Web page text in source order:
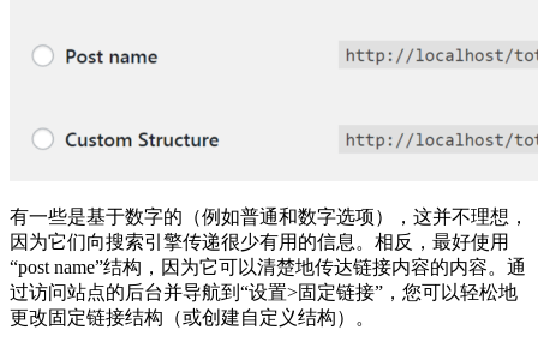
有一些是基于数字的（例如普通和数字选项），这并不理想，
因为它们向搜索引擎传递很少有用的信息。相反，最好使用
“post name”结构，因为它可以清楚地传达链接内容的内容。通
过访问站点的后台并导航到“设置>固定链接”，您可以轻松地
更改固定链接结构（或创建自定义结构）。